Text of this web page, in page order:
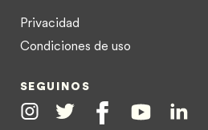
Privacidad
Condiciones de uso
SEGUINOS
InstagramTwitter FacebookYoutubeLinkedin